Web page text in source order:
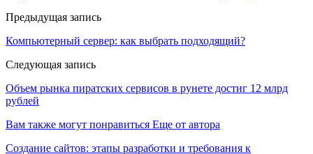
Предыдущая запись
Компьютерный сервер: как выбрать подходящий?
Следующая запись
Объем рынка пиратских сервисов в рунете достиг 12 млрд
рублей
Вам также могут понравиться Еще от автора
Создание сайтов: этапы разработки и требования к